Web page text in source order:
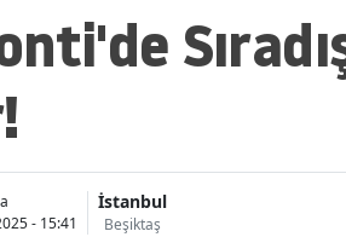
- 15:41
İstanbul
Beşiktaş